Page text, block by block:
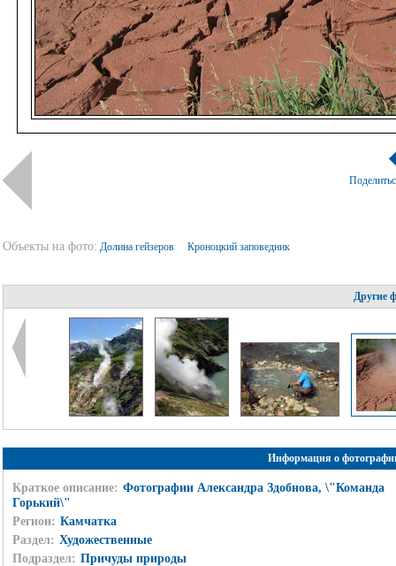
Объекты на фото: Долина гейзеров Кроноцкий заповедник
Другие
Информация о
Краткое описание: Фотографии Александра Здобнова, \"Команда
Горький\"
Регион: Камчатка
Раздел: Художественные
Подраздел: Причуды природы